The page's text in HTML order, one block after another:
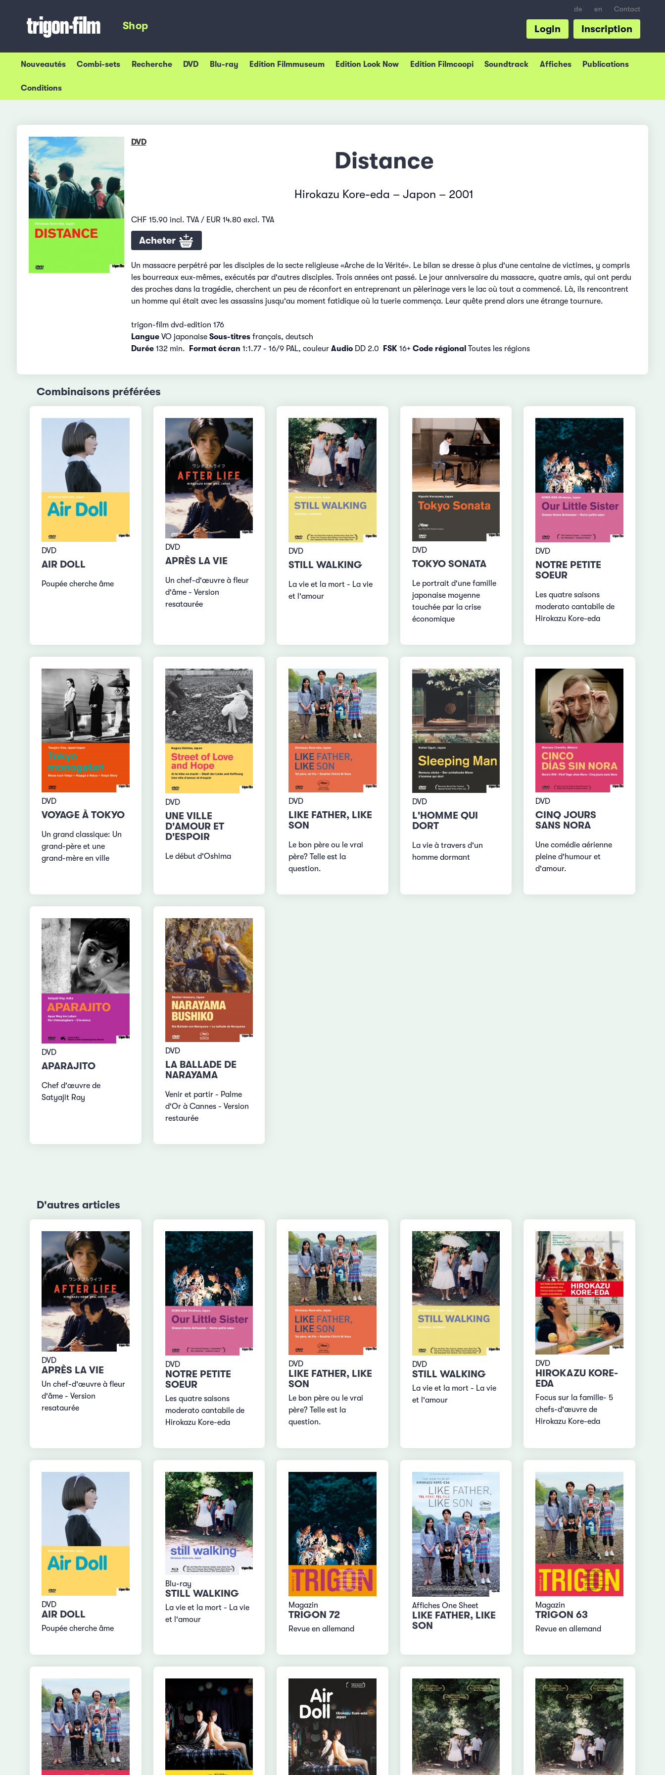
de en Contact
Shop Inscription
Login
Nouveautés Combi-sets Recherche DVD Blu-ray Edition Filmmuseum Edition Look Now Edition Filmcoopi Soundtrack Affiches Publications
Conditions
DVD
Distance
Hirokazu Kore-eda – Japon – 2001
CHF 15.90 incl. TVA / EUR 14.80 excl. TVA
Acheter
Un massacre perpétré par les disciples de la secte religieuse «Arche de la Vérité». Le bilan se dresse à plus d'une centaine de victimes, y compris
les bourreaux eux-mêmes, exécutés par d'autres disciples. Trois années ont passé. Le jour anniversaire du massacre, quatre amis, qui ont perdu
des proches dans la tragédie, cherchent un peu de réconfort en entreprenant un pèlerinage vers le lac où tout a commencé. Là, ils rencontrent
un homme qui était avec les assassins jusqu'au moment fatidique où la tuerie commença. Leur quête prend alors une étrange tournure.
trigon-film dvd-edition 176
LangueVO japonaise Sous-titresfrançais, deutsch
Durée132 min. Format écran 1:1.77 - 16/9 PAL, couleur AudioDD 2.0 FSK16+ Code régional Toutes les régions
Combinaisons préférées
DVD
AIR DOLL
Poupée cherche âme
DVD
APRÈS LA VIE
Un chef-d'œuvre à fleur
d'âme - Version
resataurée
DVD
STILL WALKING
La vie et la mort - La vie
et l'amour
DVD
TOKYO SONATA
Le portrait d'une famille
japonaise moyenne
touchée par la crise
économique
DVD
NOTRE PETITE
SOEUR
Les quatre saisons
moderato cantabile de
Hirokazu Kore-eda
DVD
VOYAGE À TOKYO
Un grand classique: Un
grand-père et une
grand-mère en ville
DVD
UNE VILLE
D'AMOUR ET
D'ESPOIR
Le début d'Oshima
DVD
LIKE FATHER, LIKE
SON
Le bon père ou le vrai
père? Telle est la
question.
DVD
L'HOMME QUI
DORT
La vie à travers d'un
homme dormant
DVD
CINQ JOURS
SANS NORA
Une comédie aérienne
pleine d'humour et
d'amour.
DVD
APARAJITO
Chef d'œuvre de
Satyajit Ray
DVD
LA BALLADE DE
NARAYAMA
Venir et partir - Palme
d'Or à Cannes - Version
restaurée
D'autres articles
DVD
APRÈS LA VIE
Un chef-d'œuvre à fleur
d'âme - Version
resataurée
DVD
NOTRE PETITE
SOEUR
Les quatre saisons
moderato cantabile de
Hirokazu Kore-eda
DVD
LIKE FATHER, LIKE
SON
Le bon père ou le vrai
père? Telle est la
question.
DVD
STILL WALKING
La vie et la mort - La vie
et l'amour
DVD
HIROKAZU KORE-
EDA
Focus sur la famille- 5
chefs-d'œuvre de
Hirokazu Kore-eda
DVD
AIR DOLL
Poupée cherche âme
Blu-ray
STILL WALKING
La vie et la mort - La vie
et l'amour
Magazin
TRIGON 72
Revue en allemand
Affiches One Sheet
LIKE FATHER, LIKE
SON
Magazin
TRIGON 63
Revue en allemand